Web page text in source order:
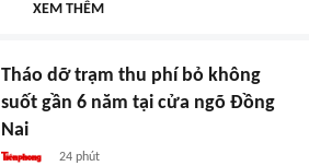
XEM THÊM
Tháo dỡ trạm thu phí bỏ không
suốt gần 6 năm tại cửa ngõ Đồng
Nai
24 phút